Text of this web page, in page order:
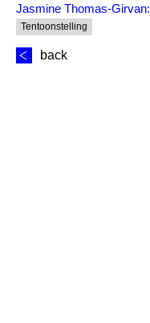
Jasmine Thomas-
Tentoonstelling
back